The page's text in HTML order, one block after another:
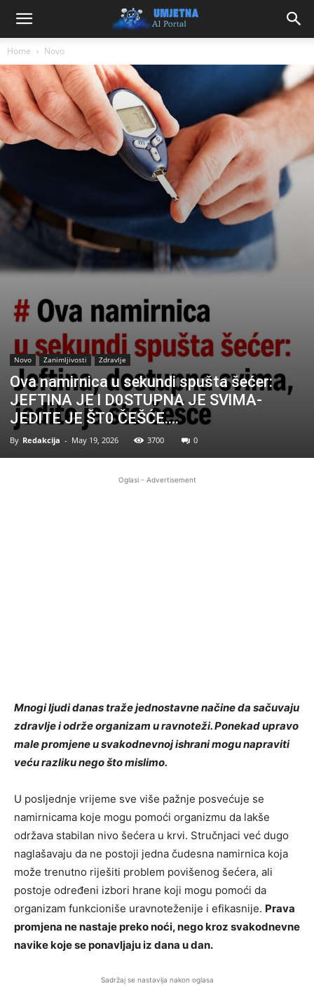
Home Novo
Novo Zanimljivosti Zdravlje
Ova namirnica u sekundi spušta šećer:
JEFTlNA JE l D0STUPNA JE SVlMA-
JEDlTE JE ŠT0 ČEŠĆE….
By Redakcija - May 19, 2026 3700 0
Oglasi - Advertisement
Mnogi ljudi danas traže jednostavne načine da sačuvaju
zdravlje i održe organizam u ravnoteži. Ponekad upravo
male promjene u svakodnevnoj ishrani mogu napraviti
veću razliku nego što mislimo.
U posljednje vrijeme sve više pažnje posvećuje se
namirnicama koje mogu pomoći organizmu da lakše
održava stabilan nivo šećera u krvi. Stručnjaci već dugo
naglašavaju da ne postoji jedna čudesna namirnica koja
može trenutno riješiti problem povišenog šećera, ali
postoje određeni izbori hrane koji mogu pomoći da
organizam funkcioniše uravnoteženije i efikasnije. Prava
promjena ne nastaje preko noći, nego kroz svakodnevne
navike koje se ponavljaju iz dana u dan.
Sadržaj se nastavlja nakon oglasa